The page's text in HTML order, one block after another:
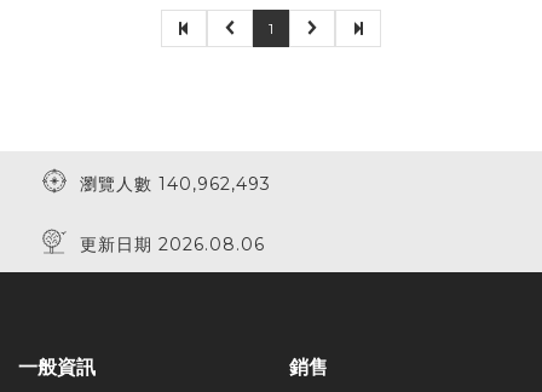
1
瀏覽人數 140,962,493
更新日期 2026.08.06
一般資訊 銷售